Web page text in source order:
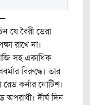
যে বৈরী ডেরা
রাখে না।
সহ একাধিক
বিরুদ্ধে। তার
কর্নার নোটিশ।
অপরাধী। দীর্ঘ দিন